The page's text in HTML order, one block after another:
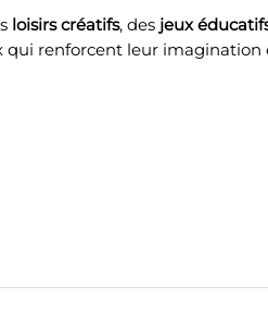
loisirs créatifs, des jeux
renforcent leur